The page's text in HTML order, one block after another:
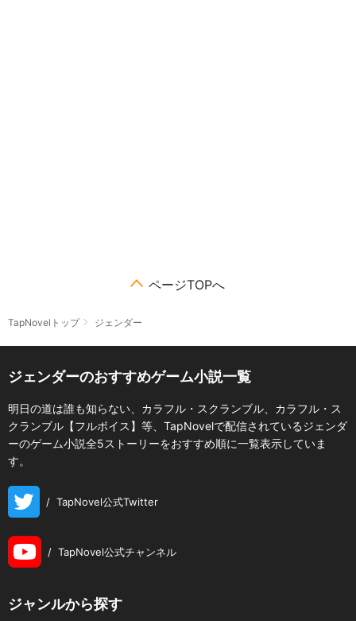
ページTOPへ
TapNovelトップ ジェンダー
ジェンダーのおすすめゲーム小説一覧
明日の道は誰も知らない、カラフル・スクランブル、カラフル・ス
クランブル【フルボイス】等、TapNovelで配信されているジェンダ
ーのゲーム小説全5ストーリーをおすすめ順に一覧表示していま
す。
/ TapNovel公式Twitter
/ TapNovel公式チャンネル
ジャンルから探す